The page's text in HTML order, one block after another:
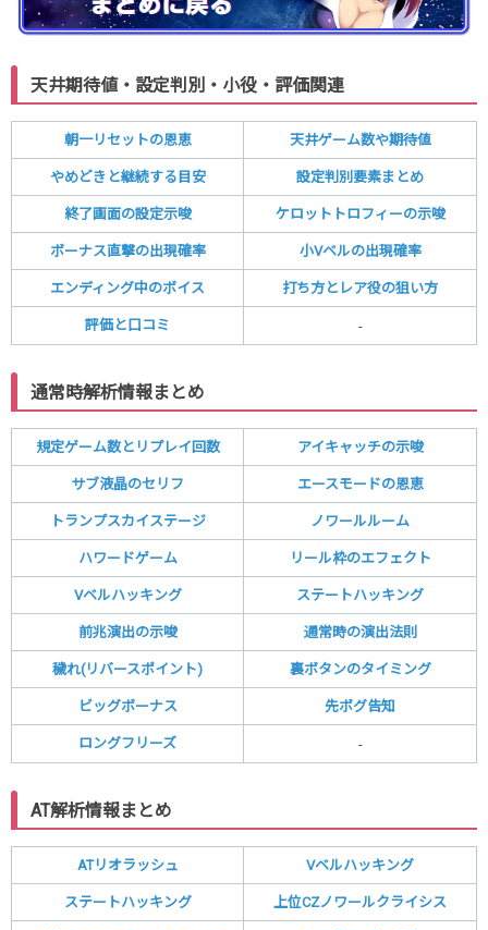
天井期待値・設定判別・小役・評価関連
朝一リセットの恩恵 天井ゲーム数や期待値
やめどきと継続する目安 設定判別要素まとめ
終了画面の設定示唆 ケロットトロフィーの示唆
ボーナス直撃の出現確率 小Vベルの出現確率
エンディング中のボイス 打ち方とレア役の狙い方
評価と口コミ -
通常時解析情報まとめ
規定ゲーム数とリプレイ回数 アイキャッチの示唆
サブ液晶のセリフ エースモードの恩恵
トランプスカイステージ ノワールルーム
ハワードゲーム リール枠のエフェクト
Vベルハッキング ステートハッキング
前兆演出の示唆 通常時の演出法則
穢れ(リバースポイント) 裏ボタンのタイミング
ビッグボーナス 先ボグ告知
ロングフリーズ -
AT解析情報まとめ
ATリオラッシュ Vベルハッキング
ステートハッキング 上位CZノワールクライシス